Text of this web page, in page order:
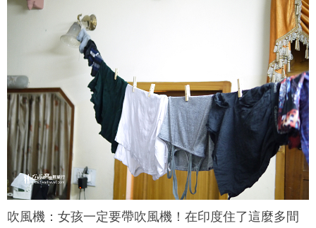
吹風機： 女孩一定要帶吹風機！在印度住了這麼多間